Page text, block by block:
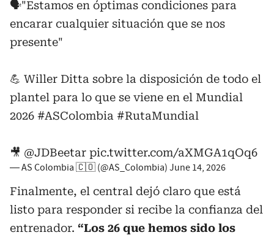
🗣️"Estamos en óptimas condiciones para
encarar cualquier situación que se nos
presente"
💪 Willer Ditta sobre la disposición de todo el
plantel para lo que se viene en el Mundial
2026 #ASColombia #RutaMundial
🎥 @JDBeetar pic.twitter.com/aXMGA1qOq6
— AS Colombia 🇨🇴 (@AS_Colombia) June 14, 2026
Finalmente, el central dejó claro que está
listo para responder si recibe la confianza del
entrenador. “Los 26 que hemos sido los